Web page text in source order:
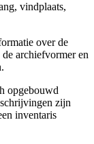
vindplaats,
over de
archiefvormer en
opgebouwd
zijn
inventaris